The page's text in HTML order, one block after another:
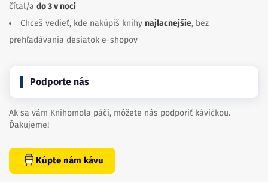
čítal/a do 3 v noci
Chceš vedieť, kde nakúpiš knihy najlacnejšie, bez
prehľadávania desiatok e-shopov
Podporte nás
Ak sa vám Knihomola páči, môžete nás podporiť kávičkou.
Ďakujeme!
Kúpte nám kávu